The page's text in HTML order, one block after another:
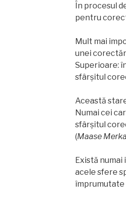
În procesul
pentru
Mult mai
unei
Superioare:
sfârșitul
Această
Numai cei
sfârșitul
(Maase
Există numai
acele sfere
împrumutate